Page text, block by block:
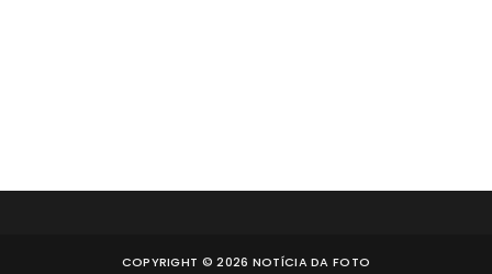
COPYRIGHT ©2026 NOTÍCIA DA FOTO